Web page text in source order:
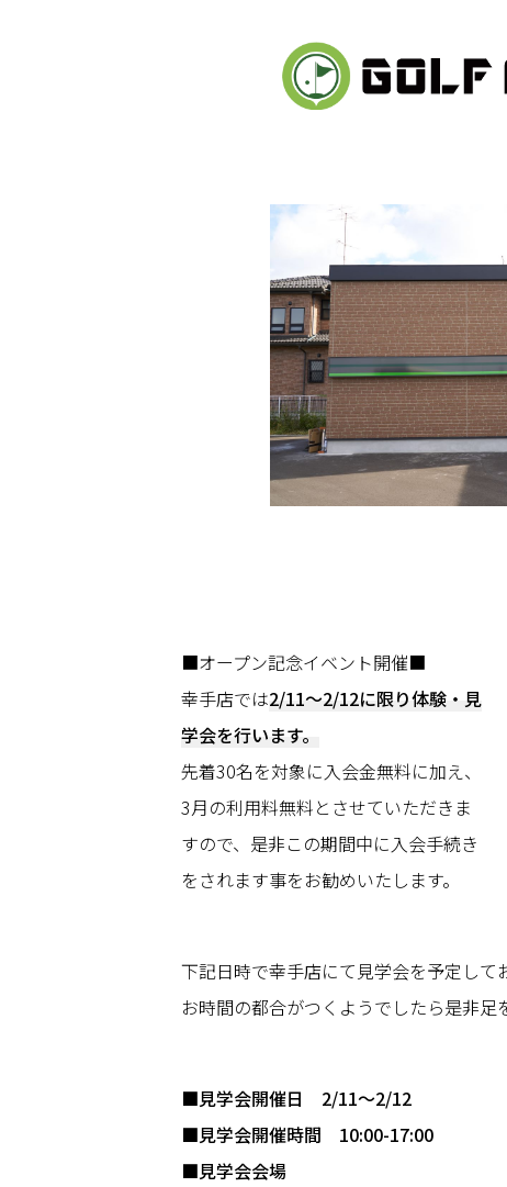
■オープン記念イベント開催■
幸手店では2/11～2/12に限り体験・見
学会を行います。
先着30名を対象に入会金無料に加え、
3月の利用料無料とさせていただきま
すので、是非この期間中に入会手続き
をされます事をお勧めいたします。
下記日時で幸手店にて見学会を予定して
お時間の都合がつくようでしたら是非足
■見学会開催日 2/11～2/12
■見学会開催時間 10:00-17:00
■見学会会場